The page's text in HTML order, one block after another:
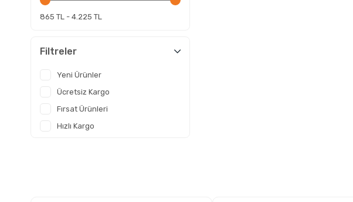
Çoklu Kart Okuyucu
865 TL - 4.225 TL
Filtreler
Yeni Ürünler
Ücretsiz Kargo
Fırsat Ürünleri
Hızlı Kargo